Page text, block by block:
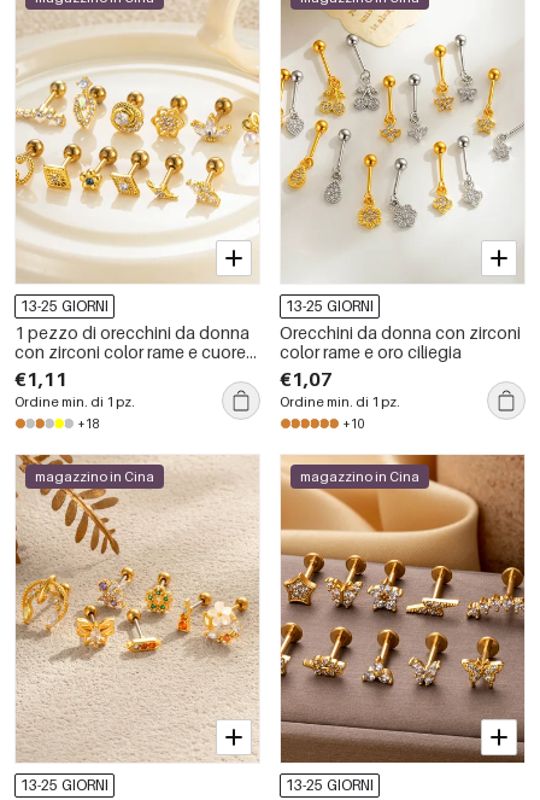
13-25 GIORNI
1 pezzo di orecchini da donna
con zirconi color rame e cuore
semplice, serie semplice
€1,11
Ordine min. di 1 pz.
+18
13-25 GIORNI
Orecchini da donna con zirconi
color rame e oro ciliegia
€1,07
Ordine min. di 1 pz.
+10
magazzino in Cina
13-25 GIORNI
magazzino in Cina
13-25 GIORNI